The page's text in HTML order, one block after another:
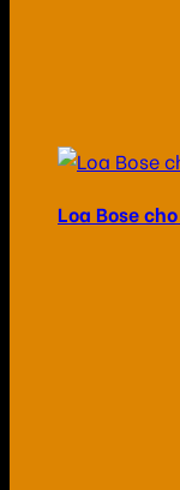
Loa Bose